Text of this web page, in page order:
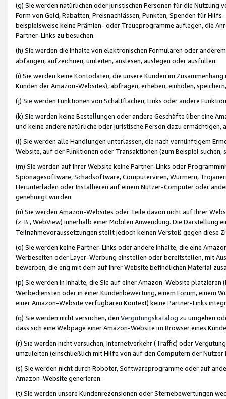
(g) Sie werden natürlichen oder juristischen Personen für die Nutzung
Form von Geld, Rabatten, Preisnachlässen, Punkten, Spenden für
beispielsweise keine Prämien- oder Treueprogramme auflegen, die
Partner-Links zu besuchen.
(h) Sie werden die Inhalte von elektronischen Formularen oder
abfangen, aufzeichnen, umleiten, auslesen, auslegen oder ausfüllen.
(i) Sie werden keine Kontodaten, die unsere Kunden im
Kunden der Amazon-Websites), abfragen, erheben, einholen,
(j) Sie werden Funktionen von Schaltflächen, Links oder andere
(k) Sie werden keine Bestellungen oder andere Geschäfte über eine
und keine andere natürliche oder juristische Person dazu
(l) Sie werden alle Handlungen unterlassen, die nach vernünftigem
Website, auf der Funktionen oder Transaktionen (zum Beispiel
(m) Sie werden auf Ihrer Website keine Partner-Links oder
Spionagesoftware, Schadsoftware, Computerviren, Würmern,
Herunterladen oder Installieren auf einem Nutzer-Computer oder
genehmigt wurden.
(n) Sie werden Amazon-Websites oder Teile davon nicht auf Ihrer
(z. B., WebView) innerhalb einer Mobilen Anwendung. Die Darstellung
Teilnahmevoraussetzungen stellt jedoch keinen Verstoß gegen diese
(o) Sie werden keine Partner-Links oder andere Inhalte, die eine
Werbeseiten oder Layer-Werbung einstellen oder bereitstellen, mit
bewerben, die eng mit dem auf Ihrer Website befindlichen Material
(p) Sie werden in Inhalte, die Sie auf einer Amazon-Website
Werbediensten oder in einer Kundenbewertung, einem Forum, einem
einer Amazon-Website verfügbaren Kontext) keine Partner-Links
(q) Sie werden nicht versuchen, den Vergütungskatalog zu umgehen
dass sich eine Webpage einer Amazon-Website im Browser eines
(r) Sie werden nicht versuchen, Internetverkehr (Traffic) oder
umzuleiten (einschließlich mit Hilfe von auf den Computern der
(s) Sie werden nicht durch Roboter, Softwareprogramme oder auf
Amazon-Website generieren.
(t) Sie werden unsere Kundenrezensionen oder Sternebewertungen